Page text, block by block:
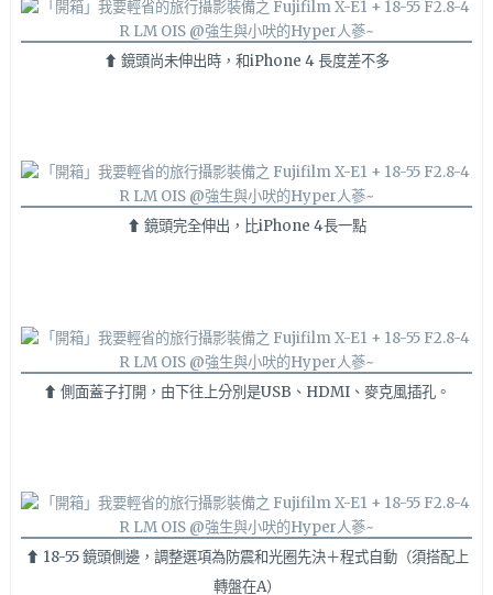
⬆ 鏡頭尚未伸出時，和iPhone 4 長度差不多
⬆ 鏡頭完全伸出，比iPhone 4長一點
⬆ 側面蓋子打開，由下往上分別是USB、HDMI、麥克風插孔。
⬆ 18-55 鏡頭側邊，調整選項為防震和光圈先決＋程式自動（須搭配上
轉盤在A）